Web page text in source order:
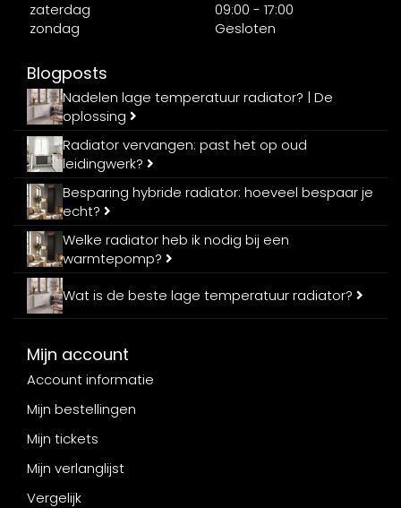
zaterdag
09:00 - 17:00
zondag
Gesloten
Blogposts
Nadelen lage temperatuur radiator? | De
oplossing
Radiator vervangen: past het op oud
leidingwerk?
Besparing hybride radiator: hoeveel bespaar je
echt?
Welke radiator heb ik nodig bij een
warmtepomp?
Wat is de beste lage temperatuur radiator?
Mijn account
Account informatie
Mijn bestellingen
Mijn tickets
Mijn verlanglijst
Vergelijk